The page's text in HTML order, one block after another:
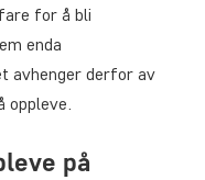
for å bli
enda
avhenger derfor av
oppleve.
på